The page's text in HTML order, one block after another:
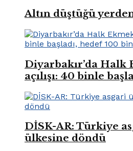
Altın düştüğü
Diyarbakır’da Halk
açılışı: 40 binle
DİSK-AR: Türkiye
ülkesine döndü